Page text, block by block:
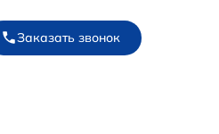
Заказать звонок